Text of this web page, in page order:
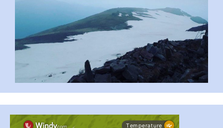
...
pimrec_project